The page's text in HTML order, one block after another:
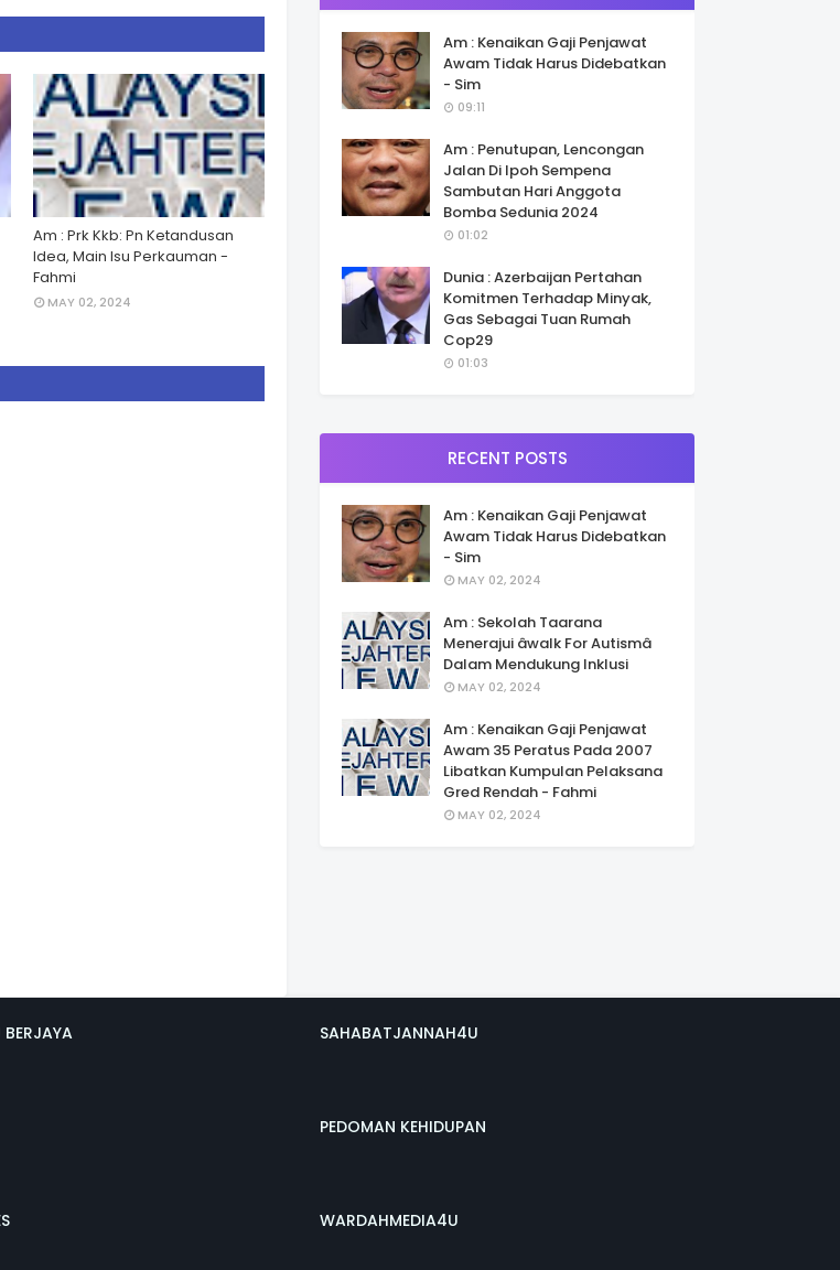
Am : Prk Kkb: Pn Ketandusan
Idea, Main Isu Perkauman -
Fahmi
MAY 02, 2024
Am : Kenaikan Gaji Penjawat
Awam Tidak Harus Didebatkan
- Sim
09:11
Am : Penutupan, Lencongan
Jalan Di Ipoh Sempena
Sambutan Hari Anggota
Bomba Sedunia 2024
01:02
Dunia : Azerbaijan Pertahan
Komitmen Terhadap Minyak,
Gas Sebagai Tuan Rumah
Cop29
01:03
RECENT POSTS
Am : Kenaikan Gaji Penjawat
Awam Tidak Harus Didebatkan
- Sim
MAY 02, 2024
Am : Sekolah Taarana
Menerajui âwalk For Autismâ
Dalam Mendukung Inklusi
MAY 02, 2024
Am : Kenaikan Gaji Penjawat
Awam 35 Peratus Pada 2007
Libatkan Kumpulan Pelaksana
Gred Rendah - Fahmi
MAY 02, 2024
SAHABATJANNAH4U
PEDOMAN KEHIDUPAN
WARDAHMEDIA4U